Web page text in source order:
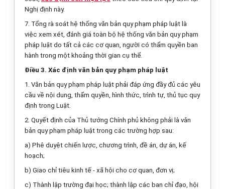
Nghị định này.
7. Tổng rà soát hệ thống văn bản quy phạm pháp luật là
việc xem xét, đánh giá toàn bộ hệ thống văn bản quy phạm
pháp luật do tất cả các cơ quan, người có thẩm quyền ban
hành trong một khoảng thời gian cụ thể.
Điều 3. Xác định văn bản quy phạm pháp luật
1. Văn bản quy phạm pháp luật phải đáp ứng đầy đủ các yêu
cầu về nội dung, thẩm quyền, hình thức, trình tự, thủ tục quy
định trong Luật.
2. Quyết định của Thủ tướng Chính phủ không phải là văn
bản quy phạm pháp luật trong các trường hợp sau:
a) Phê duyệt chiến lược, chương trình, đề án, dự án, kế
hoạch;
b) Giao chỉ tiêu kinh tế - xã hội cho cơ quan, đơn vị;
c) Thành lập trường đại học; thành lập các ban chỉ đạo, hội